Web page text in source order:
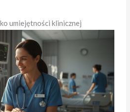
umiejętności klinicznej